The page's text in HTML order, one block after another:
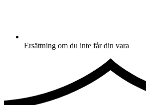
Ersättning om du inte får din vara